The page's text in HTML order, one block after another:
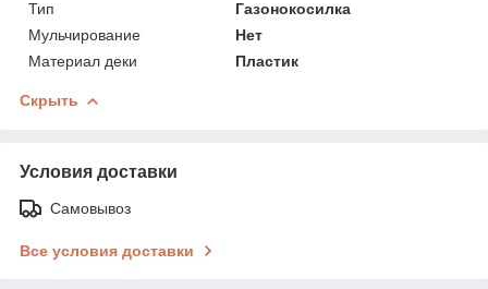
Тип
Газонокосилка
Мульчирование
Нет
Материал деки
Пластик
Скрыть
Условия доставки
Самовывоз
Все условия доставки